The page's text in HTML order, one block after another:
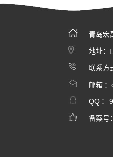
青岛宏
地址：
联系方
邮箱
QQ ：
备案号